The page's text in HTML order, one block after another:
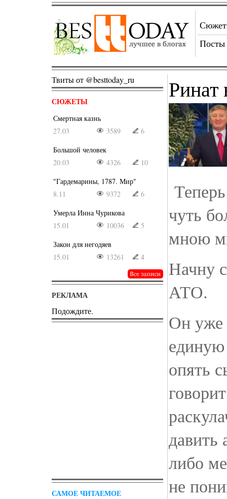
Посты
Твиты от @besttoday_ru
СЮЖЕТЫ
Смертная казнь
27.03
3589
6
Большой человек
20.03
4326
10
"Гардемарины, 1787. Мир"
8.11
9372
6
Умерла Инна Чурикова
15.01
10036
5
Закон для негодяев
15.01
13261 4
РЕКЛАМА
Подождите.
САМОЕ ЧИТАЕМОЕ
Ринат
чуть
мною
Начну
АТО.
Он уже
единую
опять
давить
либо
не